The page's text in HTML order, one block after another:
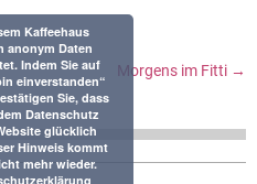
Morgens im Fitti →
Kaffeehaus
anonym Daten
Indem Sie auf
einverstanden“
Sie, dass
Datenschutz
glücklich
Hinweis kommt
mehr wieder.